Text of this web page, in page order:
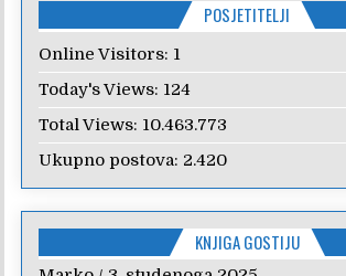
POSJETITELJI
Online Visitors: 1
Today's Views: 124
Total Views: 10.463.773
Ukupno postova: 2.420
KNJIGA GOSTIJU